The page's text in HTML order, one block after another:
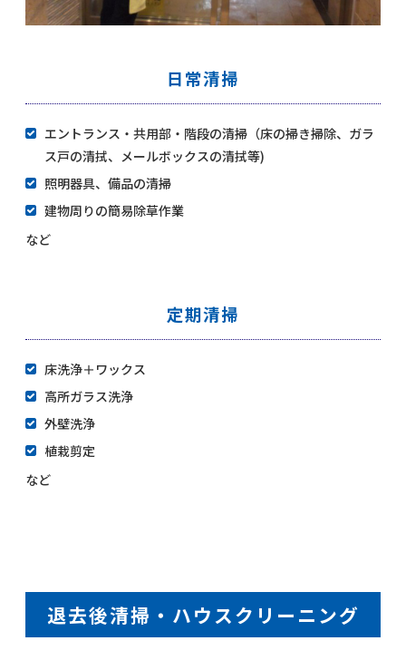
日常清掃
エントランス・共用部・階段の清掃（床の掃き掃除、ガラ
ス戸の清拭、メールボックスの清拭等)
照明器具、備品の清掃
建物周りの簡易除草作業
など
定期清掃
床洗浄＋ワックス
高所ガラス洗浄
外壁洗浄
植栽剪定
など
退去後清掃・ハウスクリーニング